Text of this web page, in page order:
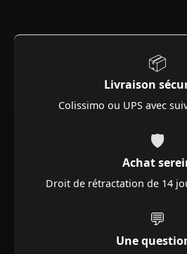
📦
Livraison
Colissimo ou UPS avec
🛡️
Achat
Droit de rétractation de 14
💬
Une